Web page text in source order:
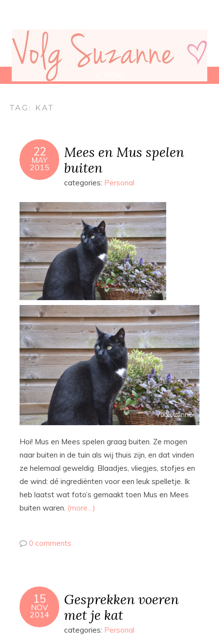
TAG: KAT
22
MAY
2015
Mees en Mus spelen
buiten
categories: Personal
Hoi! Mus en Mees spelen graag buiten. Ze mogen
naar buiten in de tuin als wij thuis zijn, en dat vinden
ze helemaal geweldig. Blaadjes, vliegjes, stofjes en
de wind: dé ingrediënten voor een leuk spelletje. Ik
heb laatst wat foto’s gemaakt toen Mus en Mees
buiten waren. (more…)
0 comments
15
NOV
2014
Gesprekken voeren
met je kat
categories: Personal